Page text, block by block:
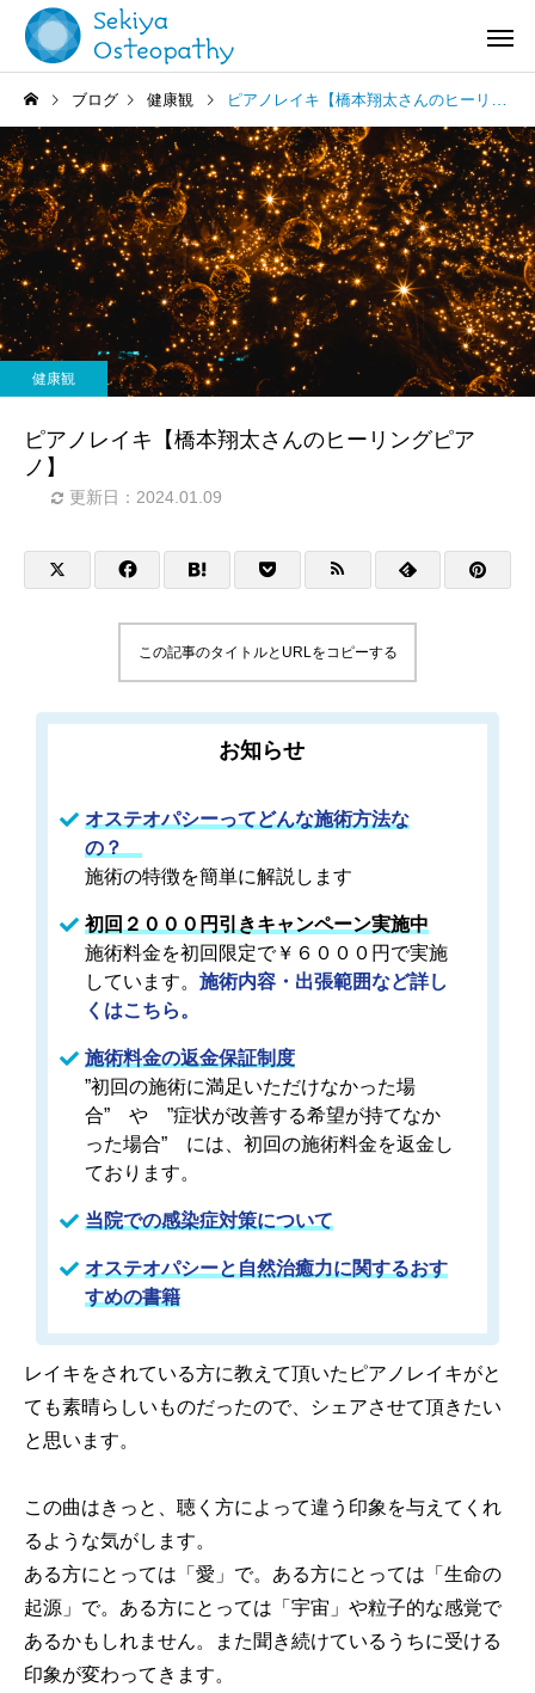
お知らせ
オステオパシー施術＠国立
(くにたち)市
施術記録
【症例紹介】活動量の
バネ指の痛み
ブログ 健康観 ピアノレイキ【橋本翔太さんのヒーリングピアノ】
健康観
ピアノレイキ【橋本翔太さんのヒーリングピア
ノ】
更新日：2024.01.09
この記事のタイトルとURLをコピーする
お知らせ
オステオパシーってどんな施術方法な
の？
施術の特徴を簡単に解説します
初回２０００円引きキャンペーン実施中
施術料金を初回限定で￥６０００円で実施
しています。 施術内容・出張範囲など詳し
くはこちら。
施術料金の返金保証制度
”初回の施術に満足いただけなかった場
合” や ”症状が改善する希望が持てなか
った場合” には、初回の施術料金を返金し
ております。
当院での感染症対策について
オステオパシーと自然治癒力に関するおす
すめの書籍
レイキをされている方に教えて頂いたピアノレイキがと
ても素晴らしいものだったので、シェアさせて頂きたい
と思います。
この曲はきっと、聴く方によって違う印象を与えてくれ
るような気がします。
ある方にとっては「愛」で。ある方にとっては「生命の
起源」で。ある方にとっては「宇宙」や粒子的な感覚で
あるかもしれません。また聞き続けているうちに受ける
印象が変わってきます。